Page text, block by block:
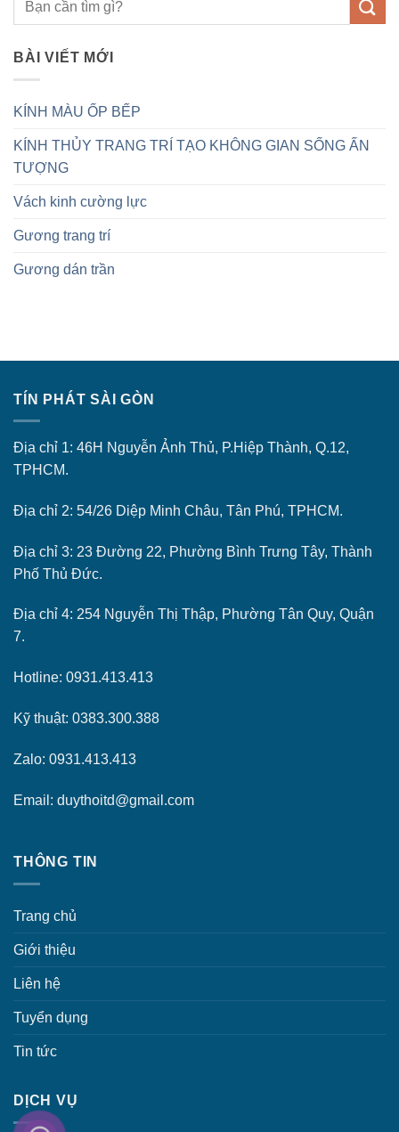
BÀI VIẾT MỚI
KÍNH MÀU ỐP BẾP
KÍNH THỦY TRANG TRÍ TẠO KHÔNG GIAN SỐNG ẤN
TƯỢNG
Vách kinh cường lực
Gương trang trí
Gương dán trần
TÍN PHÁT SÀI GÒN
Địa chỉ 1: 46H Nguyễn Ảnh Thủ, P.Hiệp Thành, Q.12,
TPHCM.
Địa chỉ 2: 54/26 Diệp Minh Châu, Tân Phú, TPHCM.
Địa chỉ 3: 23 Đường 22, Phường Bình Trưng Tây, Thành
Phố Thủ Đức.
Địa chỉ 4: 254 Nguyễn Thị Thập, Phường Tân Quy, Quận
7.
Hotline: 0931.413.413
Kỹ thuật: 0383.300.388
Zalo: 0931.413.413
Email: duythoitd@gmail.com
THÔNG TIN
Trang chủ
Giới thiệu
Liên hệ
Tuyển dụng
Tin tức
DỊCH VỤ